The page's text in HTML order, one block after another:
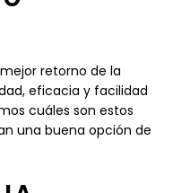
retorno de la
eficacia y facilidad
cuáles son estos
una buena opción de